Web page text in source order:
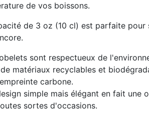
de vos boissons.
de 3 oz (10 cl) est parfaite pour
sont respectueux de
matériaux recyclables et
carbone.
simple mais élégant en fait une
sortes d'occasions.